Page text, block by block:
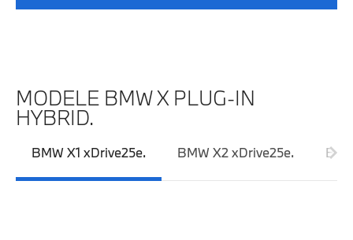
MODELE BMW X PLUG-IN
HYBRID.
BMW X1 xDrive25e. BMW X2 xDrive25e.